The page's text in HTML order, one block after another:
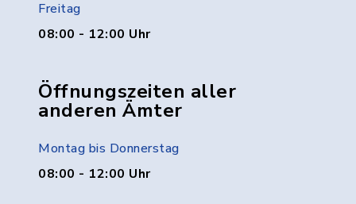
Freitag
08:00 - 12:00 Uhr
Öffnungszeiten aller
anderen Ämter
Montag bis Donnerstag
08:00 - 12:00 Uhr